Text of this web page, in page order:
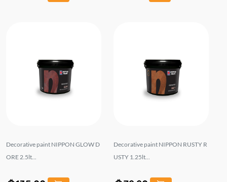
Decorative paint NIPPON GLOW D
ORE 2.5lt...
Decorative paint NIPPON RUSTY R
USTY 1.25lt...